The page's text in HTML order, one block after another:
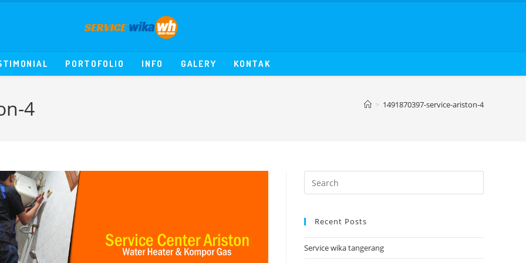
PORTOFOLIO INFO GALERY KONTAK
4 > 1491870397-service-ariston-4
Recent Posts
Service wika tangerang